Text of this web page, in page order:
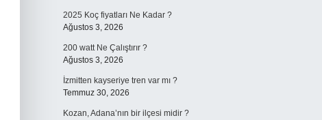
2025 Koç fiyatları Ne Kadar ?
Ağustos 3, 2026
200 watt Ne Çalıştırır ?
Ağustos 3, 2026
İzmitten kayseriye tren var mı ?
Temmuz 30, 2026
Kozan, Adana’nın bir ilçesi midir ?